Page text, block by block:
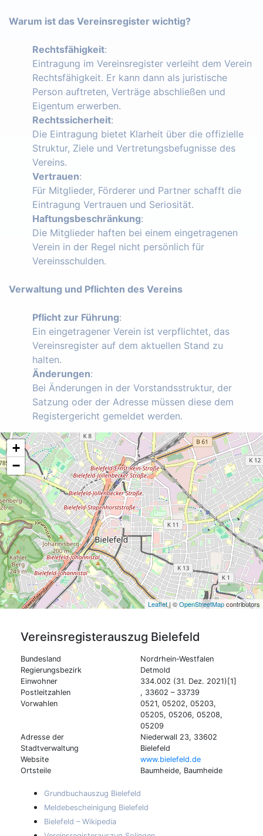
Warum ist das Vereinsregister wichtig?
Rechtsfähigkeit:
Eintragung im Vereinsregister verleiht dem Verein
Rechtsfähigkeit. Er kann dann als juristische
Person auftreten, Verträge abschließen und
Eigentum erwerben.
Rechtssicherheit:
Die Eintragung bietet Klarheit über die offizielle
Struktur, Ziele und Vertretungsbefugnisse des
Vereins.
Vertrauen:
Für Mitglieder, Förderer und Partner schafft die
Eintragung Vertrauen und Seriosität.
Haftungsbeschränkung:
Die Mitglieder haften bei einem eingetragenen
Verein in der Regel nicht persönlich für
Vereinsschulden.
Verwaltung und Pflichten des Vereins
Pflicht zur Führung:
Ein eingetragener Verein ist verpflichtet, das
Vereinsregister auf dem aktuellen Stand zu
halten.
Änderungen:
Bei Änderungen in der Vorstandsstruktur, der
Satzung oder der Adresse müssen diese dem
Registergericht gemeldet werden.
+
−
Leaflet| ©OpenStreetMapcontributors
Vereinsregisterauszug Bielefeld
Bundesland
Nordrhein-Westfalen
Regierungsbezirk
Detmold
Einwohner
334.002 (31. Dez. 2021)[1]
Postleitzahlen
, 33602 – 33739
Vorwahlen
0521, 05202, 05203,
05205, 05206, 05208,
05209
Adresse der
Stadtverwaltung
Niederwall 23, 33602
Bielefeld
Website
www.bielefeld.de
Ortsteile
Baumheide, Baumheide
Grundbuchauszug Bielefeld
Meldebescheinigung Bielefeld
Bielefeld – Wikipedia